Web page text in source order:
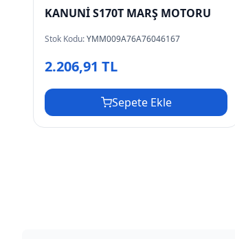
KANUNİ S170T MARŞ MOTORU
Stok Kodu:YMM009A76A76046167
2.206,91 TL
Sepete Ekle